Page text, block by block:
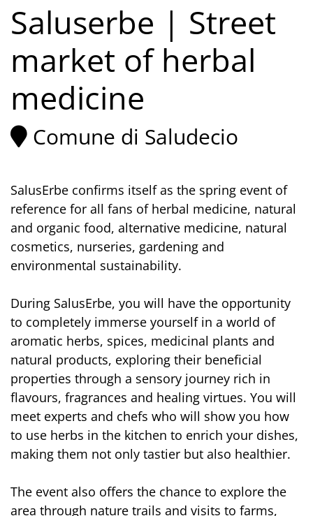
Saluserbe | Street
market of herbal
medicine
Comune di Saludecio
SalusErbe confirms itself as the spring event of
reference for all fans of herbal medicine, natural
and organic food, alternative medicine, natural
cosmetics, nurseries, gardening and
environmental sustainability.
During SalusErbe, you will have the opportunity
to completely immerse yourself in a world of
aromatic herbs, spices, medicinal plants and
natural products, exploring their beneficial
properties through a sensory journey rich in
flavours, fragrances and healing virtues. You will
meet experts and chefs who will show you how
to use herbs in the kitchen to enrich your dishes,
making them not only tastier but also healthier.
The event also offers the chance to explore the
area through nature trails and visits to farms,